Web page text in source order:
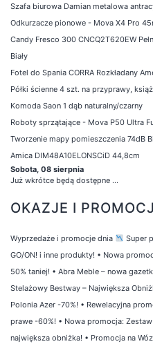
Szafa biurowa Damian metalowa
Odkurzacze pionowe - Mova X4 Pro
Candy Fresco 300 CNCQ2T620EW
Biały
Fotel do Spania CORRA Rozkładany
Półki ścienne 4 szt. na przyprawy,
Komoda Saon 1 dąb naturalny/czarny
Roboty sprzątające - Mova P50 Ultra
Tworzenie mapy pomieszczenia 74dB
Amica DIM48A10ELONSCiD 44,8cm
Sobota, 08 sierpnia
Już wkrótce będą dostępne ...
OKAZJE I
Wyprzedaże i promocje dnia
Super
GO/ON! i inne produkty! • Nowa
50% taniej! • Abra Meble – nowa
Stelażowy Bestway – Największa
Polonia Azer -70%! • Rewelacyjna
prawe -60%! • Nowa promocja:
największa obniżka! • Promocja na